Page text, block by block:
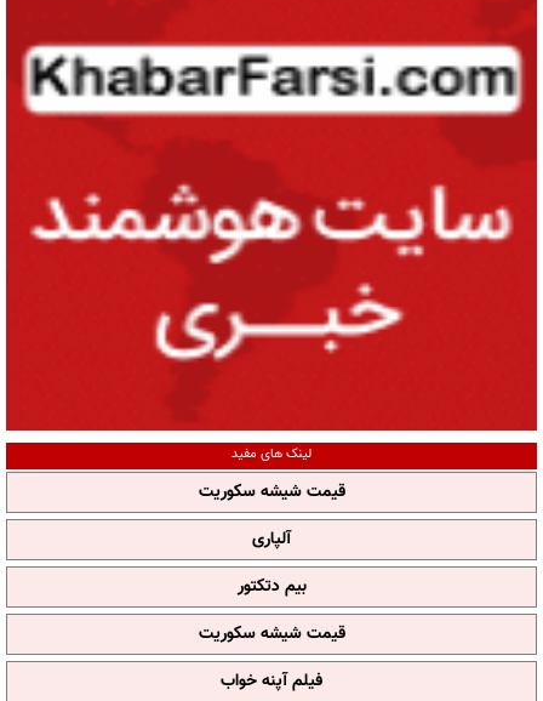
لینک های مفید
قیمت شیشه سکوریت
آلپاری
بیم دتکتور
قیمت شیشه سکوریت
فیلم آپنه خواب